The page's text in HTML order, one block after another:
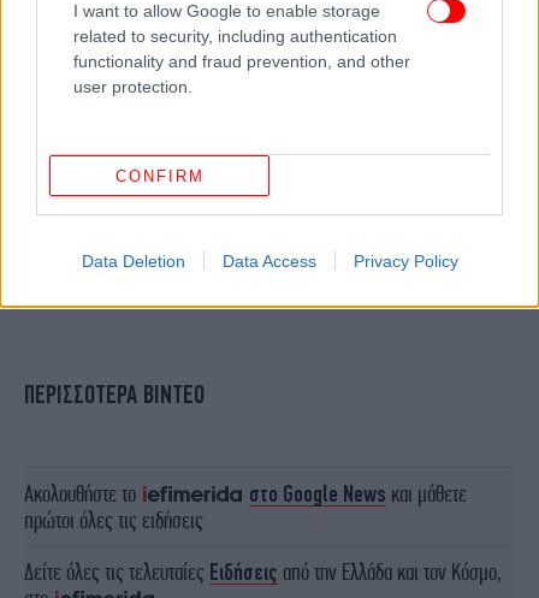
I want to allow Google to enable storage
related to security, including authentication
functionality and fraud prevention, and other
user protection.
CONFIRM
Data Deletion Data Access Privacy Policy
ΠΕΡΙΣΣΟΤΕΡΑ ΒΙΝΤΕΟ
Ακολουθήστε το στο Google News και μάθετε
πρώτοι όλες τις ειδήσεις
Δείτε όλες τις τελευταίες Ειδήσεις από την Ελλάδα και τον Κόσμο,